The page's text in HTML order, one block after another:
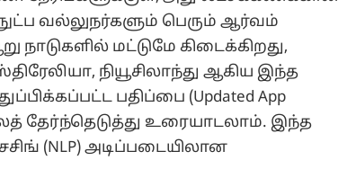
வல்லுநர்களும் பெரும் ஆர்வம்
மட்டுமே கிடைக்கிறது,
நியூசிலாந்து ஆகிய இந்த
பதிப்பை (Updated App
தேர்ந்தெடுத்து உரையாடலாம். இந்த
(NLP) அடிப்படையிலான